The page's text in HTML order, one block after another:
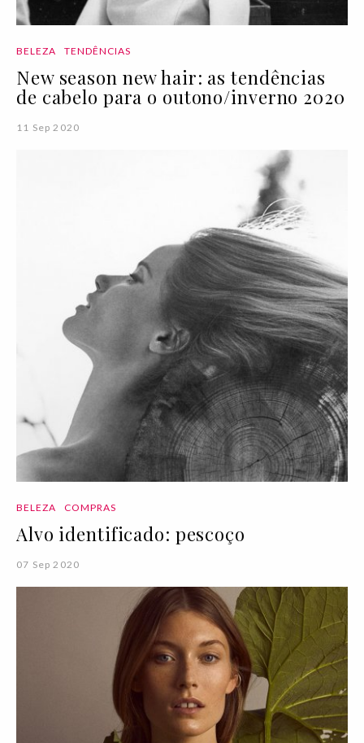
BELEZA TENDÊNCIAS
New season new hair: as tendências
de cabelo para o outono/inverno 2020
11 Sep 2020
BELEZA COMPRAS
Alvo identificado: pescoço
07 Sep 2020